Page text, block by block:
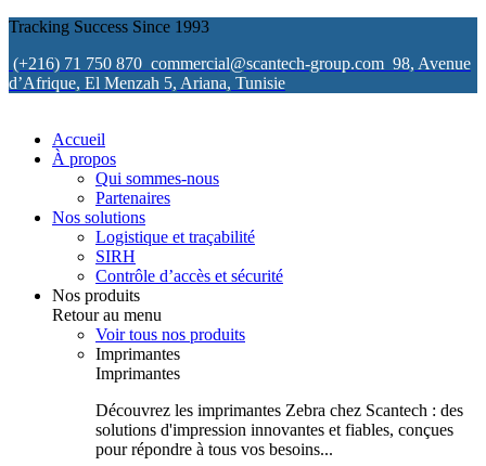
Tracking Success Since 1993
(+216) 71 750 870 commercial@scantech-group.com 98, Avenue
d’Afrique, El Menzah 5, Ariana, Tunisie
Accueil
À propos
Qui sommes-nous
Partenaires
Nos solutions
Logistique et traçabilité
SIRH
Contrôle d’accès et sécurité
Nos produits
Retour au menu
Voir tous nos produits
Imprimantes
Imprimantes
Découvrez les imprimantes Zebra chez Scantech : des
solutions d'impression innovantes et fiables, conçues
pour répondre à tous vos besoins...